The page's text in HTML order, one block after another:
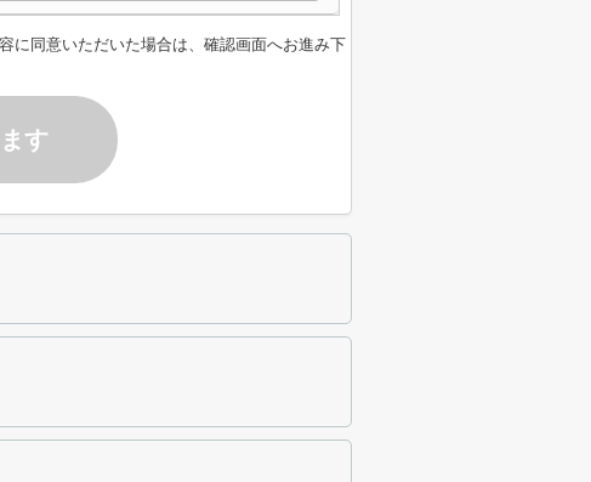
に同意いただいた場合は、確認画面へお進み下
す